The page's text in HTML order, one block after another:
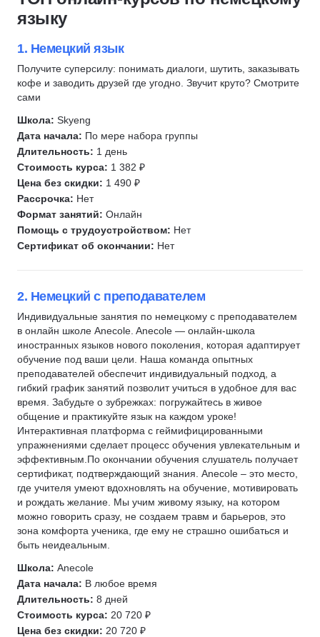
Скидка 6%
A1
A2
B1
B2
C1
Лингвистика
Переводчик
языку
1. Немецкий язык
Получите суперсилу: понимать диалоги, шутить, заказывать
кофе и заводить друзей где угодно. Звучит круто? Смотрите
сами
Школа: Skyeng
Дата начала: По мере набора группы
Длительность: 1 день
Стоимость курса: 1 382 ₽
Цена без скидки: 1 490 ₽
Рассрочка: Нет
Формат занятий: Онлайн
Помощь с трудоустройством: Нет
Сертификат об окончании: Нет
2. Немецкий с преподавателем
Индивидуальные занятия по немецкому с преподавателем
в онлайн школе Anecole. Anecole — онлайн-школа
иностранных языков нового поколения, которая адаптирует
обучение под ваши цели. Наша команда опытных
преподавателей обеспечит индивидуальный подход, а
гибкий график занятий позволит учиться в удобное для вас
время. Забудьте о зубрежках: погружайтесь в живое
общение и практикуйте язык на каждом уроке!
Интерактивная платформа с геймифицированными
упражнениями сделает процесс обучения увлекательным и
эффективным.По окончании обучения слушатель получает
сертификат, подтверждающий знания. Anecole – это место,
где учителя умеют вдохновлять на обучение, мотивировать
и рождать желание. Мы учим живому языку, на котором
можно говорить сразу, не создаем травм и барьеров, это
зона комфорта ученика, где ему не страшно ошибаться и
быть неидеальным.
Школа: Anecole
Дата начала: В любое время
Длительность: 8 дней
Стоимость курса: 20 720 ₽
Цена без скидки: 20 720 ₽